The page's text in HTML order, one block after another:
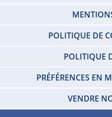
POLITIQUE DE
POLITIQUE
PRÉFÉRENCES EN
VENDRE